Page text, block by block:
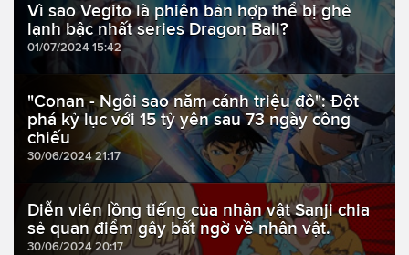
Vì sao Vegito là phiên bản hợp thể bị ghẻ
lạnh bậc nhất series Dragon Ball?
01/07/2024 15:42
"Conan - Ngôi sao năm cánh triệu đô": Đột
phá kỷ lục với 15 tỷ yên sau 73 ngày công
chiếu
30/06/2024 21:17
Diễn viên lồng tiếng của nhân vật Sanji chia
sẻ quan điểm gây bất ngờ về nhân vật.
30/06/2024 20:17